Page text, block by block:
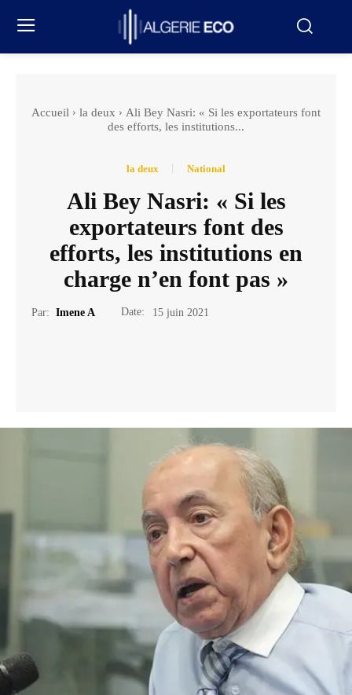
Accueil la deux
Ali Bey Nasri: « Si les exportateurs font
des efforts, les institutions...
la deux National
Ali Bey Nasri: « Si les
exportateurs font des
efforts, les institutions en
charge n’en font pas »
Par: Imene A Date: 15 juin 2021